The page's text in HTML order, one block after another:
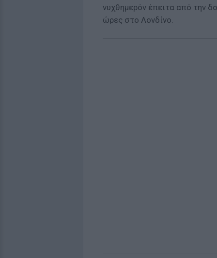
νυχθημερόν έπειτα από την
ώρες στο Λονδίνο.